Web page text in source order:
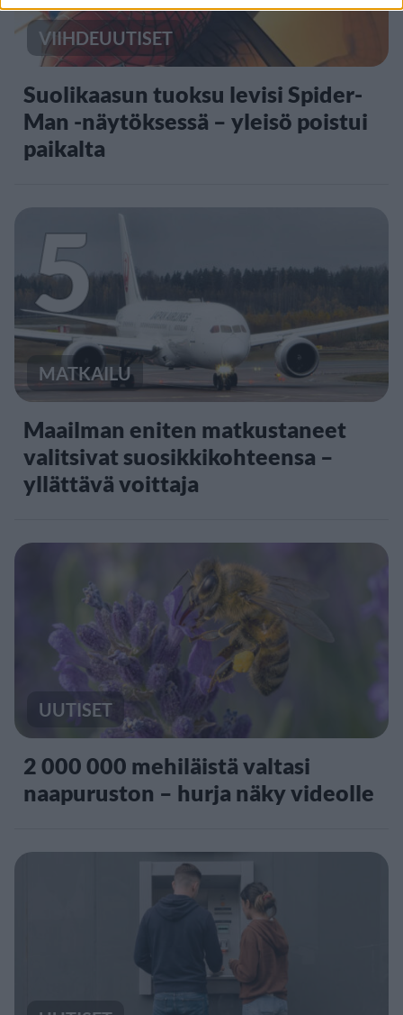
VIIHDEUUTISET
Suolikaasun tuoksu levisi Spider-
Man -näytöksessä – yleisö poistui
paikalta
5
MATKAILU
Maailman eniten matkustaneet
valitsivat suosikkikohteensa –
yllättävä voittaja
UUTISET
2 000 000 mehiläistä valtasi
naapuruston – hurja näky videolle